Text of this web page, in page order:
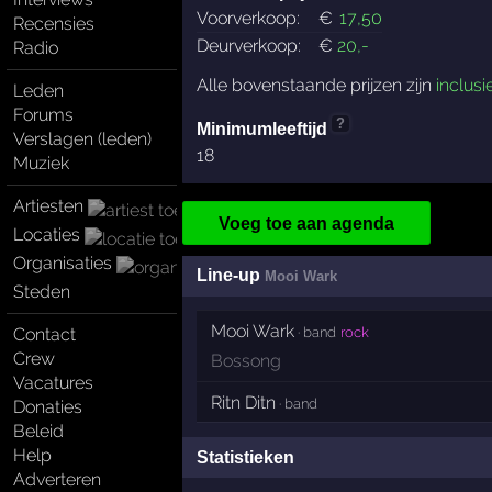
Recensies
Radio
Leden
Forums
Verslagen (leden)
Muziek
Artiesten
Locaties
Organisaties
Steden
Contact
Crew
Vacatures
Donaties
Beleid
Help
Adverteren
Voorverkoop: € 17,50
Deurverkoop:
€ 20,-
Alle bovenstaande prijzen zijn
Minimumleeftijd ?
18
Voeg toe aan agenda
Line-up Mooi Wark
Mooi Wark· band rock
Bossong
Ritn Ditn · band
Statistieken